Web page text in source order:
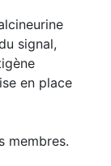
signal,
en place
membres.